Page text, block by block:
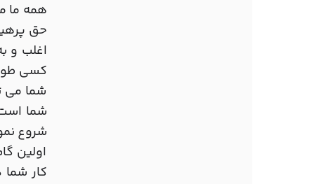
همه ما
حق
اغلب و
کسی
شما می
شما
شروع
اولین
کار